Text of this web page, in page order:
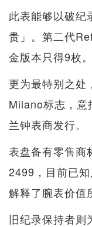
此表能够以破纪
贵」。第二代
金版本只得9枚。
更为最特别之处
Milano标志，意
兰钟表商发行。
表盘备有零售商
2499，目前已
解释了腕表价值
旧纪录保持者则